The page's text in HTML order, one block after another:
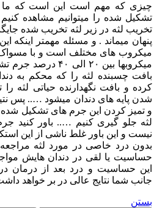
چيزی که مهم است اين است که ما
تشکيل شده را ميتوانيم مشاهده
تخريب لثه در زير لثه تخريب شده
پنهان ميماند . و مسئله مهمتر اينکه
ميکروب های مختلف است و با مسواک
ميکروبها بين ۲۰
بافت چسبنده لثه را که محکم به
کرده و بافت نگهدارنده حياتی
شدن پايه های دندان ميشود ….. پس
و تميز کردن اين جرم های تشکيل شده
لثه جلو گيری کنيم ….. باور کنید
نیست و این باور غلط ناشی از این
بدون درد خاصی در مورد لثه مراجعه
حساسیت یا لقی در دندان هایش
این حساسیت و درد بعد از درمان
جانب شما نتایج عالی در بر خواهد
بستن